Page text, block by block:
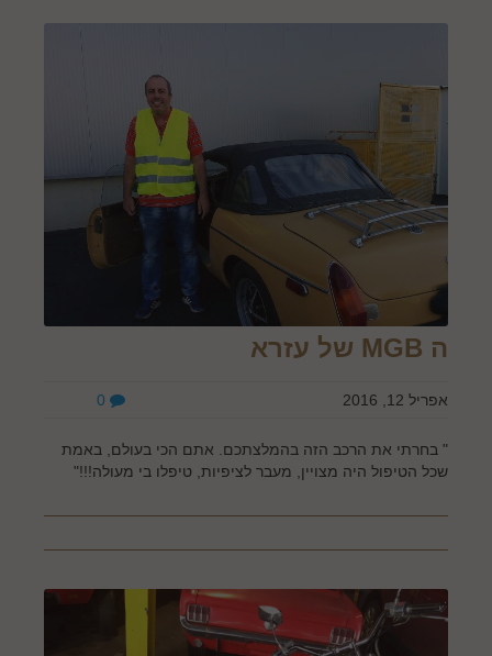
ה MGB של עזרא
אפריל 12, 2016
" בחרתי את הרכב הזה בהמלצתכם. אתם הכי בעולם, באמת
שכל הטיפול היה מצויין, מעבר לציפיות, טיפלו בי מעולה!!!"